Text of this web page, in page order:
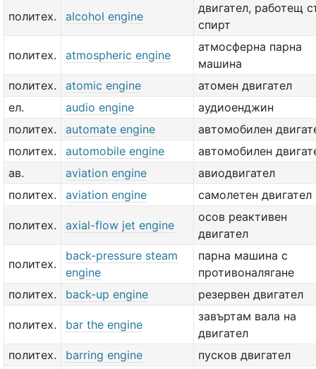
политех. alcohol engine
двигател, работещ
спирт
политех. atmospheric engine
атмосферна парна
машина
политех.
atomic engine
атомен двигател
ел.
audio engine
аудиоенджин
политех.
automate engine
автомобилен
политех.
automobile engine
автомобилен
ав.
aviation engine
авиодвигател
политех.
aviation engine самолетен двигател
политех. axial-flow jet engine
осов реактивен
двигател
политех.
back-pressure steam
engine
парна машина с
противоналягане
политех.
back-up engine резервен двигател
политех. bar the engine
завъртам вала на
двигател
политех.
barring engine
пусков двигател